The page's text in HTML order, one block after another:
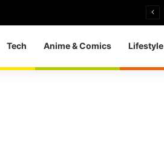
momento giusto
Tech Anime & Comics Lifestyle